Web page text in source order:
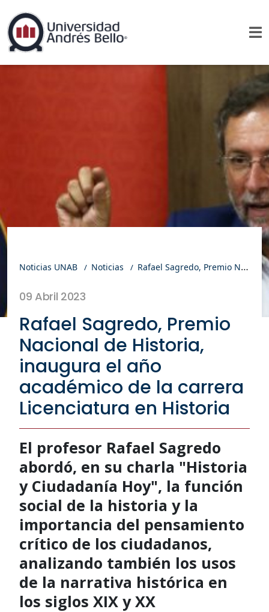
Noticias UNAB Noticias Rafael Sagredo, Premio Nacional de Historia, inaugura el año académico de la carrera Licenciatura en Historia
09 Abril 2023
Rafael Sagredo, Premio
Nacional de Historia,
inaugura el año
académico de la carrera
Licenciatura en Historia
El profesor Rafael Sagredo
abordó, en su charla "Historia
y Ciudadanía Hoy", la función
social de la historia y la
importancia del pensamiento
crítico de los ciudadanos,
analizando también los usos
de la narrativa histórica en
los siglos XIX y XX